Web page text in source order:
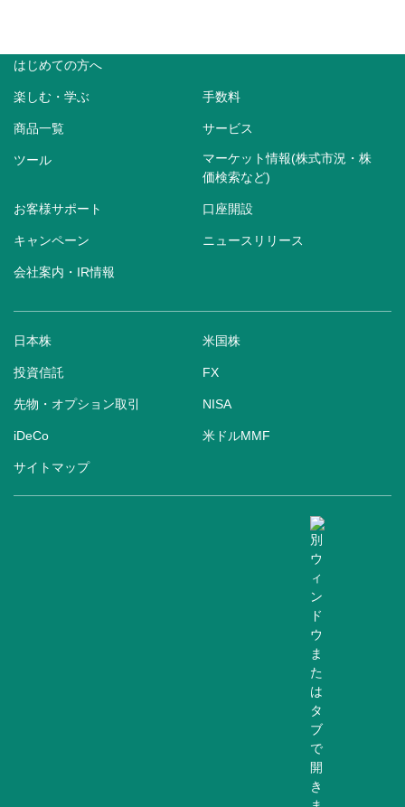
はじめての方へ
楽しむ・学ぶ 手数料
商品一覧 サービス
ツール
マーケット情報(株式市況・株
価検索など)
お客様サポート 口座開設
キャンペーン ニュースリリース
会社案内・IR情報
日本株 米国株
投資信託 FX
先物・オプション取引 NISA
iDeCo 米ドルMMF
サイトマップ